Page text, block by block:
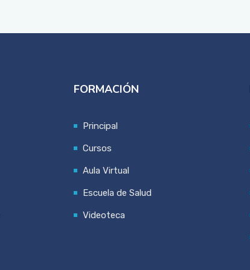
FORMACIÓN
Principal
Cursos
Aula Virtual
Escuela de Salud
Videoteca